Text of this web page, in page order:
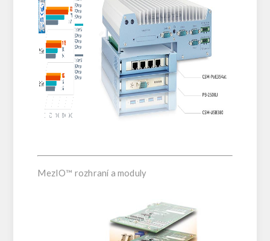
MezIO™ rozhraní a moduly